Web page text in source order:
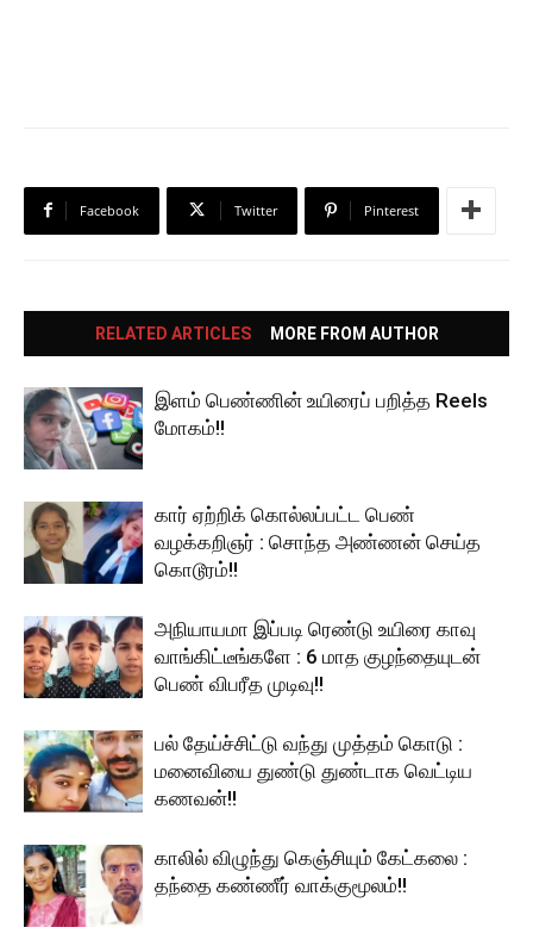
Facebook Twitter Pinterest
RELATED ARTICLES MORE FROM AUTHOR
இளம் பெண்ணின் உயிரைப் பறித்த Reels
மோகம்!!
கார் ஏற்றிக் கொல்லப்பட்ட பெண்
வழக்கறிஞர் : சொந்த அண்ணன் செய்த
கொடூரம்!!
அநியாயமா இப்படி ரெண்டு உயிரை காவு
வாங்கிட்டீங்களே : 6 மாத குழந்தையுடன்
பெண் விபரீத முடிவு!!
பல் தேய்ச்சிட்டு வந்து முத்தம் கொடு :
மனைவியை துண்டு துண்டாக வெட்டிய
கணவன்!!
காலில் விழுந்து கெஞ்சியும் கேட்கலை :
தந்தை கண்ணீர் வாக்குமூலம்!!